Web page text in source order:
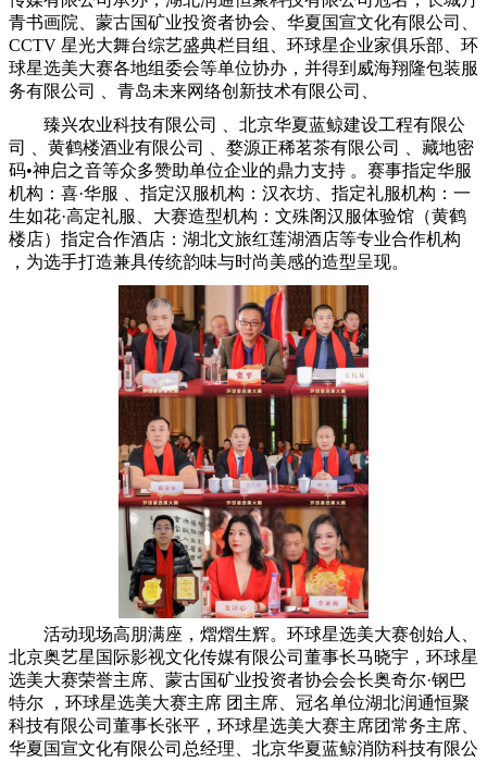
青书画院、蒙古国矿业投资者协会、华夏国宣文化有限公司、
CCTV 星光大舞台综艺盛典栏目组、环球星企业家俱乐部、环
球星选美大赛各地组委会等单位协办，并得到威海翔隆包装服
务有限公司 、青岛未来网络创新技术有限公司、
臻兴农业科技有限公司 、北京华夏蓝鲸建设工程有限公
司 、黄鹤楼酒业有限公司 、婺源正稀茗茶有限公司 、藏地密
码•神启之音等众多赞助单位企业的鼎力支持 。赛事指定华服
机构：喜·华服 、指定汉服机构：汉衣坊、指定礼服机构：一
生如花·高定礼服、大赛造型机构：文殊阁汉服体验馆（黄鹤
楼店）指定合作酒店：湖北文旅红莲湖酒店等专业合作机构
，为选手打造兼具传统韵味与时尚美感的造型呈现。
活动现场高朋满座，熠熠生辉。环球星选美大赛创始人、
北京奥艺星国际影视文化传媒有限公司董事长马晓宇，环球星
选美大赛荣誉主席、蒙古国矿业投资者协会会长奥奇尔·钢巴
特尔 ，环球星选美大赛主席 团主席、冠名单位湖北润通恒聚
科技有限公司董事长张平，环球星选美大赛主席团常务主席、
华夏国宣文化有限公司总经理、北京华夏蓝鲸消防科技有限公